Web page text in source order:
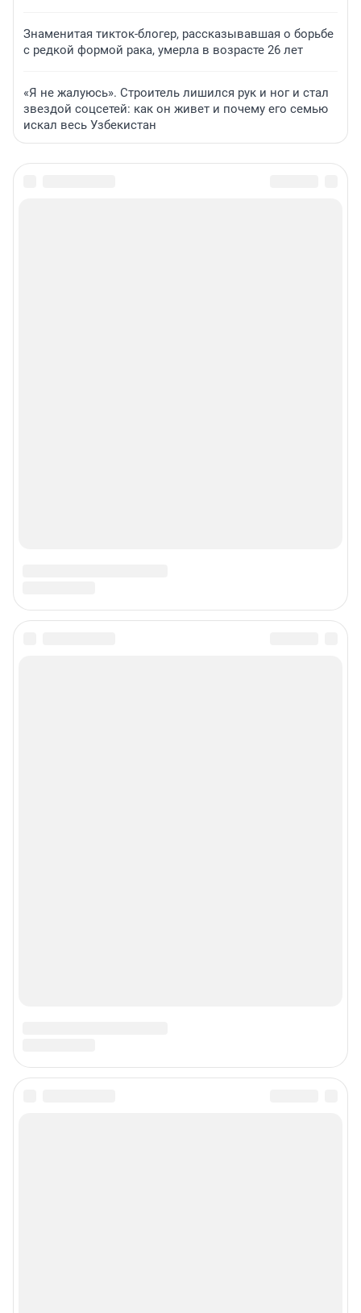
Знаменитая тикток-блогер, рассказывавшая о борьбе
с редкой формой рака, умерла в возрасте 26 лет
«Я не жалуюсь». Строитель лишился рук и ног и стал
звездой соцсетей: как он живет и почему его семью
искал весь Узбекистан